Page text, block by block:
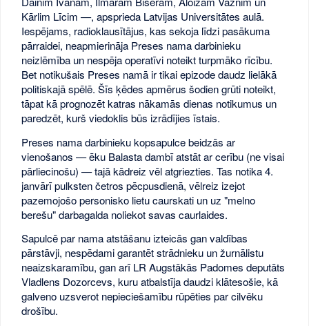
Kārlim Līcim —, apsprieda Latvijas Universitātes aulā.
Iespējams, radioklausītājus, kas sekoja līdzi pasākuma
pārraidei, neapmierināja Preses nama darbinieku
neizlēmība un nespēja operatīvi noteikt turpmāko rīcību.
Bet notikušais Preses namā ir tikai epizode daudz lielākā
politiskajā spēlē. Šīs ķēdes apmērus šodien grūti noteikt,
tāpat kā prognozēt katras nākamās dienas notikumus un
paredzēt, kurš viedoklis būs izrādījies īstais.
Preses nama darbinieku kopsapulce beidzās ar
vienošanos — ēku Balasta dambī atstāt ar cerību (ne visai
pārliecinošu) — tajā kādreiz vēl atgriezties. Tas notika 4.
janvārī pulksten četros pēcpusdienā, vēlreiz izejot
pazemojošo personisko lietu caurskati un uz "melno
berešu" darbagalda noliekot savas caurlaides.
Sapulcē par nama atstāšanu izteicās gan valdības
pārstāvji, nespēdami garantēt strādnieku un žurnālistu
neaizskaramību, gan arī LR Augstākās Padomes deputāts
Vladlens Dozorcevs, kuru atbalstīja daudzi klātesošie, kā
galveno uzsverot nepieciešamību rūpēties par cilvēku
drošību.